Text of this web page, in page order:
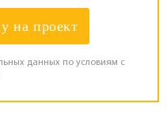
на проект
данных по условиям с